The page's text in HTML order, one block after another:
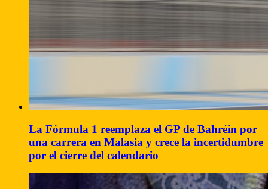
La Fórmula 1 reemplaza el GP de Bahréin por
una carrera en Malasia y crece la incertidumbre
por el cierre del calendario